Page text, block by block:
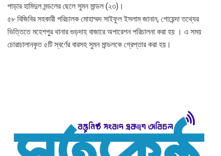
পাড়ার হামিদুল মন্ডলের ছেলে সুমন মান্ডল (২৩)।
৫৮ বিজিবির সহকারী পরিচালক মোহাম্মদ সাইফুল ইসলাম জানান, গোয়েন্দা তথ্যের
ভিত্তিতে মহেশপুর থানার গুড়দাহ বাজারে অপারেশন পরিচালনা করা হয় । এ সময়
চোরাচালানকৃত ৫টি স্বর্ণের বারসহ সুমন মান্ডলকে গ্রেপ্তার করা হয়।